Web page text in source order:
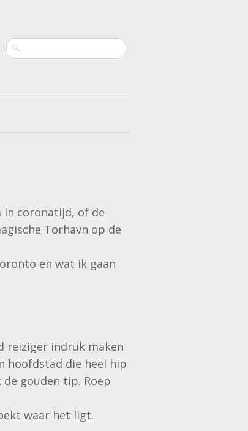
Search
coronatijd, of de
Torhavn op de
en wat ik gaan
reiziger indruk maken
hoofdstad die heel hip
gouden tip. Roep
waar het ligt.